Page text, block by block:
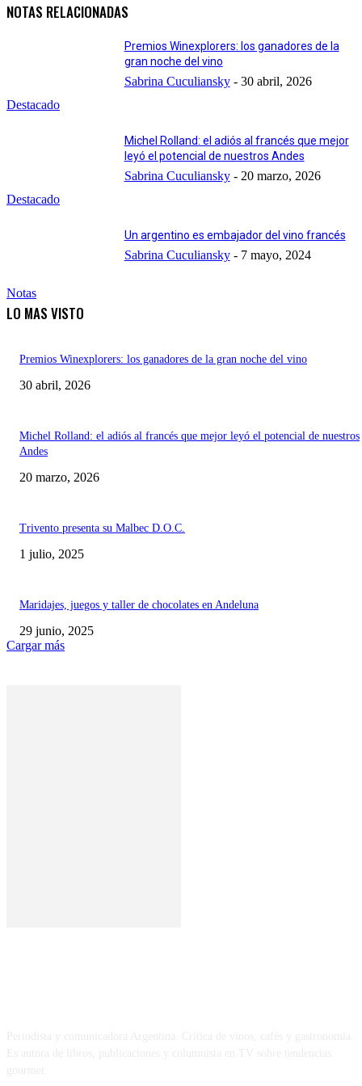
NOTAS RELACIONADAS
Destacado
Premios Winexplorers: los ganadores de la
gran noche del vino
Sabrina Cuculiansky - 30 abril, 2026
Destacado
Michel Rolland: el adiós al francés que mejor
leyó el potencial de nuestros Andes
Sabrina Cuculiansky - 20 marzo, 2026
Notas
Un argentino es embajador del vino francés
Sabrina Cuculiansky - 7 mayo, 2024
LO MAS VISTO
Premios Winexplorers: los ganadores de la gran noche del vino
30 abril, 2026
Michel Rolland: el adiós al francés que mejor leyó el potencial de nuestros
Andes
20 marzo, 2026
Trivento presenta su Malbec D.O.C.
1 julio, 2025
Maridajes, juegos y taller de chocolates en Andeluna
29 junio, 2025
Cargar más